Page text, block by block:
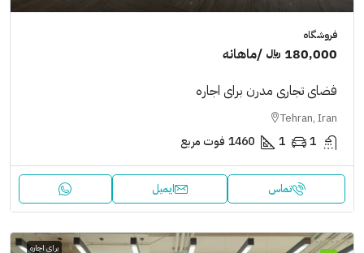
فروشگاه
180,000 ﷼
/ماهانه
فضای تجاری مدرن برای اجاره
Tehran, Iran
1
1
1460 فوت مربع
تماس ایمیل
برای اجاره